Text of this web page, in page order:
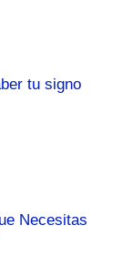
tu signo
Necesitas